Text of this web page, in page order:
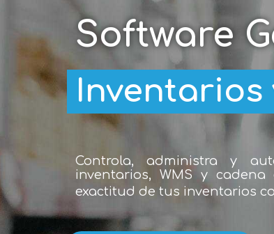
Software
Controla, administra y
inventarios, WMS y
exactitud de tus inventarios